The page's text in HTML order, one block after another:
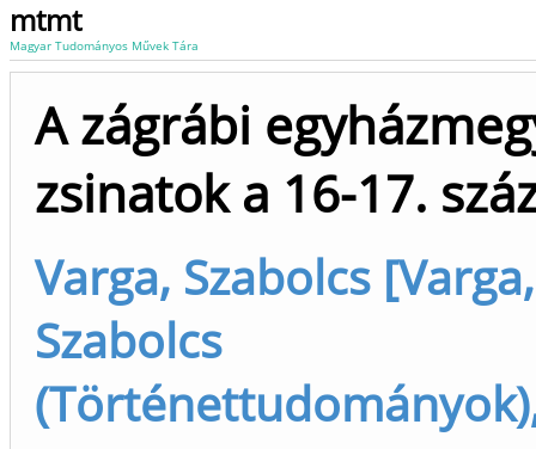
mtmt
Magyar Tudományos Művek Tára
A zágrábi
zsinatok a 16-17.
Varga, Szabolcs [Varga,
Szabolcs